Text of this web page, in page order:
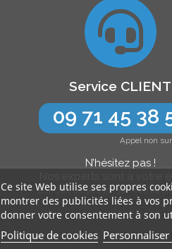
Service CLIENT
09 71 45 38
Appel non
N’hésitez pas !
Lun-Jeu de 9h à 17h30 - Ven de
Ce site Web utilise ses propres
montrer des publicités liées à vos
donner votre consentement à son
Politique de cookies